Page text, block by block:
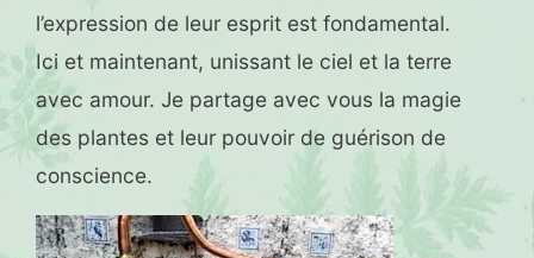
l’expression de leur esprit est fondamental.
Ici et maintenant, unissant le ciel et la terre
avec amour. Je partage avec vous la magie
des plantes et leur pouvoir de guérison de
conscience.